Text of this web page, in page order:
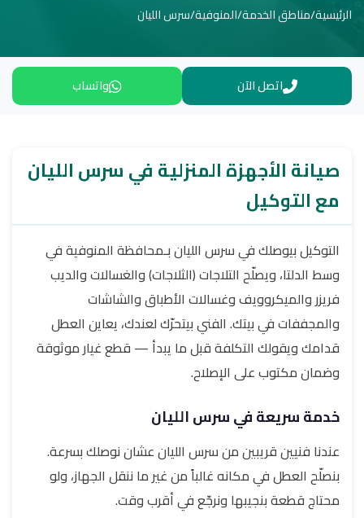
الرئيسية/مناطق الخدمة/المنوفية/سرس الليان
اتصل الآن واتساب
صيانة الأجهزة المنزلية في سرس الليان
مع التوكيل
التوكيل بيوصلك في سرس الليان بـمحافظة المنوفية في
وسط الدلتا، ويصلّح التلاجات (الثلاجات) والغسالات والديب
فريزر والميكروويف وغسالات الأطباق والشاشات
والمجففات في بيتك. الفني بيتحرّك لعندك، يعاين العطل
قدامك ويقولك التكلفة قبل ما يبدأ — قطع غيار موثوقة
وضمان مكتوب على الإصلاح.
خدمة سريعة في سرس الليان
عندنا فنيين قريبين من سرس الليان عشان نوصلك بسرعة.
بنصلّح العطل في مكانه غالباً من غير ما ننقل الجهاز، ولو
محتاج قطعة بنجيبها ونرجّع في أقرب وقت.